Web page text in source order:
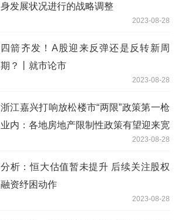
身发展状况进行的战略调整
2023-08-28
四箭齐发！A股迎来反弹还是反转新周
期？丨就市论市
2023-08-28
浙江嘉兴打响放松楼市“两限”政策第一枪
业内：各地房地产限制性政策有望迎来宽
松期 一线城市也不排除宽松可能2023-08-28
分析：恒大估值暂未提升 后续关注股权
融资纾困动作
2023-08-28